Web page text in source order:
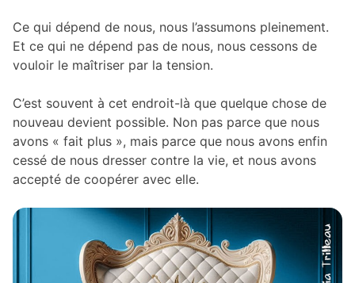
Ce qui dépend de nous, nous l’assumons pleinement.
Et ce qui ne dépend pas de nous, nous cessons de
vouloir le maîtriser par la tension.
C’est souvent à cet endroit-là que quelque chose de
nouveau devient possible. Non pas parce que nous
avons « fait plus », mais parce que nous avons enfin
cessé de nous dresser contre la vie, et nous avons
accepté de coopérer avec elle.